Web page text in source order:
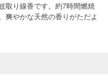
取り線香です。約7時間燃焼
爽やかな天然の香りがただよ